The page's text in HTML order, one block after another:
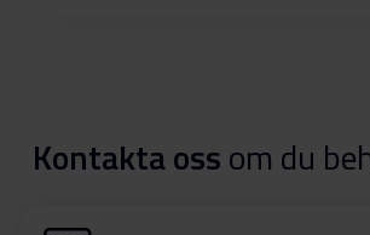
Kontakta ossom du